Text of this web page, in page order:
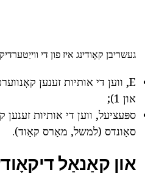
געשריבן קאָודינג איז פון די
און 1);
ספּעציעל, ווען די אותיות זענען
סאָונדס (למשל, מאָרס קאָוד).
און קאַנאַל